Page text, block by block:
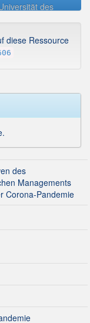
des
diese Ressource
des
Managements
Corona-Pandemie